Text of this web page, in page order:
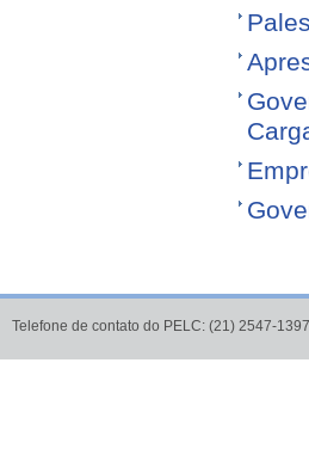
Telefone de contato do PELC: (21) 2547-